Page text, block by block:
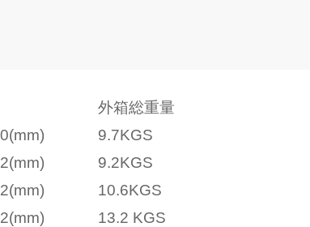
外箱総重量
9.7KGS
9.2KGS
10.6KGS
13.2 KGS